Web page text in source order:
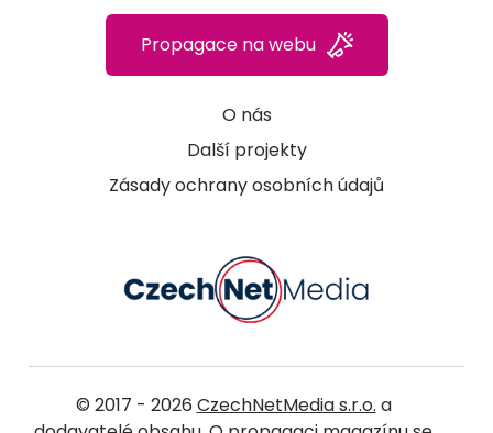
O nás
Další projekty
Zásady ochrany osobních údajů
Propagace na webu
© 2017 - 2026 CzechNetMedia s.r.o. a